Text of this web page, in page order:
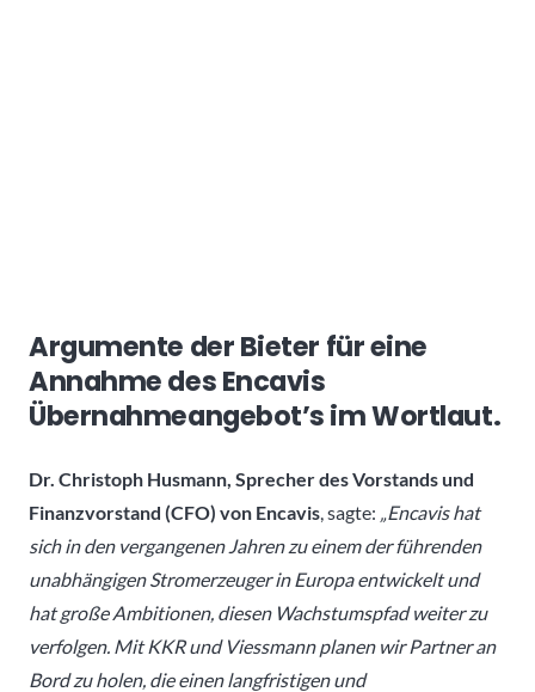
Argumente der Bieter für eine
Annahme des Encavis
Übernahmeangebot’s im Wortlaut.
Dr. Christoph Husmann, Sprecher des Vorstands und
Finanzvorstand (CFO) von Encavis, sagte: „Encavis hat
sich in den vergangenen Jahren zu einem der führenden
unabhängigen Stromerzeuger in Europa entwickelt und
hat große Ambitionen, diesen Wachstumspfad weiter zu
verfolgen. Mit KKR und Viessmann planen wir Partner an
Bord zu holen, die einen langfristigen und